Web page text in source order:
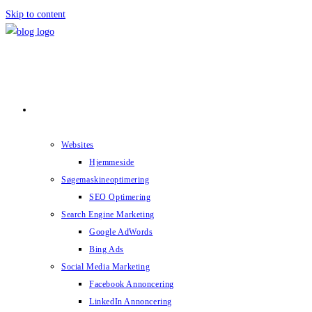
Skip to content
Websites
Hjemmeside
Søgemaskineoptimering
SEO Optimering
Search Engine Marketing
Google AdWords
Bing Ads
Social Media Marketing
Facebook Annoncering
LinkedIn Annoncering